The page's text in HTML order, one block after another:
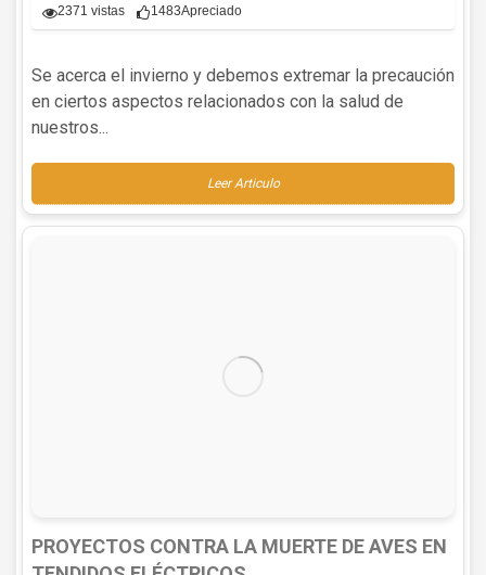
2371 vistas 1483Apreciado
Se acerca el invierno y debemos extremar la precaución
en ciertos aspectos relacionados con la salud de
nuestros...
Leer Articulo
PROYECTOS CONTRA LA MUERTE DE AVES EN